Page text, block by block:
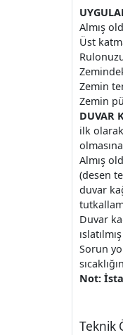
Almış
Üst
Zemin
Zemin
DUVAR
ilk
Almış
(desen
duvar
Duvar
Sorun
Not:
Teknik